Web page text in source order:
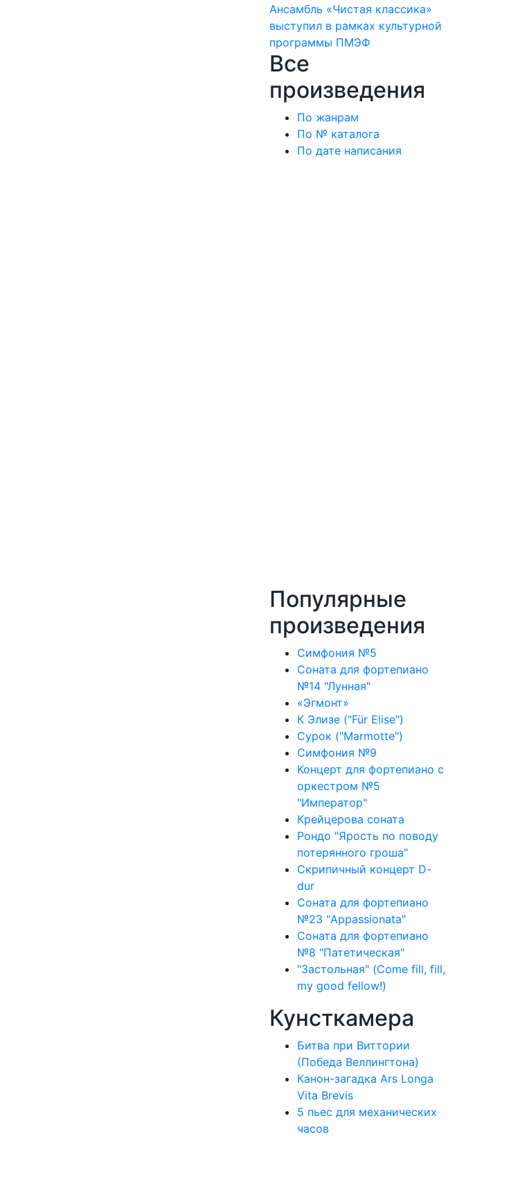
Ансамбль «Чистая классика»
выступил в рамках культурной
программы ПМЭФ
Все
произведения
По жанрам
По № каталога
По дате написания
Популярные
произведения
Симфония №5
Соната для фортепиано
№14 "Лунная"
«Эгмонт»
К Элизе ("Für Elise")
Сурок ("Marmotte")
Симфония №9
Концерт для фортепиано с
оркестром №5
"Император"
Крейцерова соната
Рондо "Ярость по поводу
потерянного гроша"
Скрипичный концерт D-
dur
Соната для фортепиано
№23 "Appassionata"
Соната для фортепиано
№8 "Патетическая"
"Застольная" (Come fill, fill,
my good fellow!)
Кунсткамера
Битва при Виттории
(Победа Веллингтона)
Канон-загадка Ars Longa
Vita Brevis
5 пьес для механических
часов